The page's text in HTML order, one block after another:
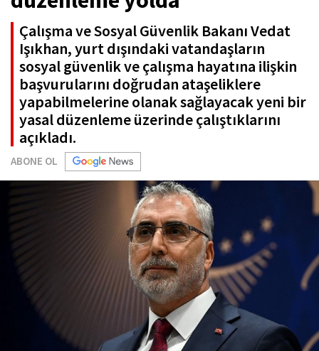
Çalışma ve Sosyal Güvenlik Bakanı Vedat
Işıkhan, yurt dışındaki vatandaşların
sosyal güvenlik ve çalışma hayatına ilişkin
başvurularını doğrudan ataşeliklere
yapabilmelerine olanak sağlayacak yeni bir
yasal düzenleme üzerinde çalıştıklarını
açıkladı.
ABONE OL